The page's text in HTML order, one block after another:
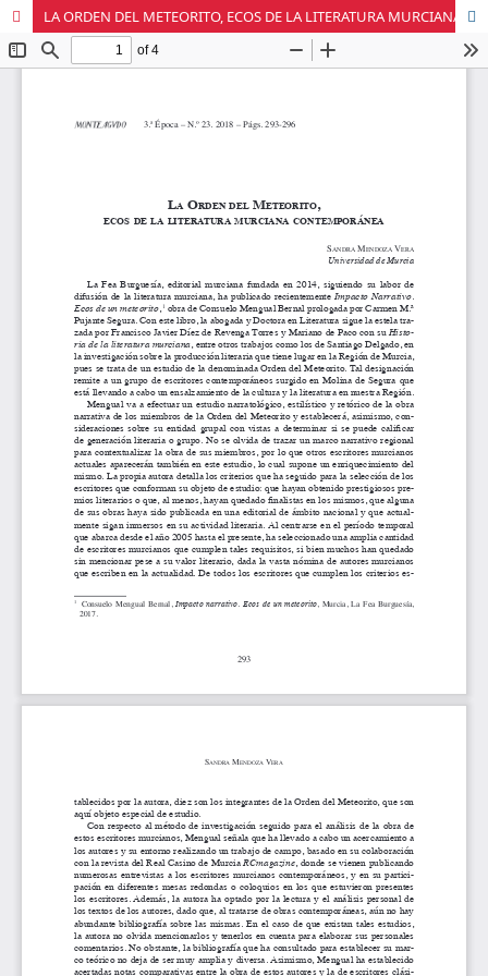
LA ORDEN DEL METEORITO, ECOS DE LA LITERATURA MURCIANA CONTEMPORÁNEA